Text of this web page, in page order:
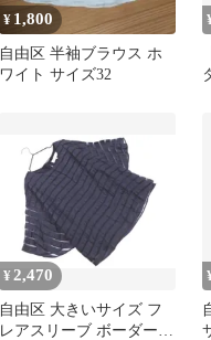
¥ 1,800
自由区 半袖ブラウス ホ
ワイト サイズ32
¥ 2,470
自由区 大きいサイズ フ
レアスリーブ ボーダー